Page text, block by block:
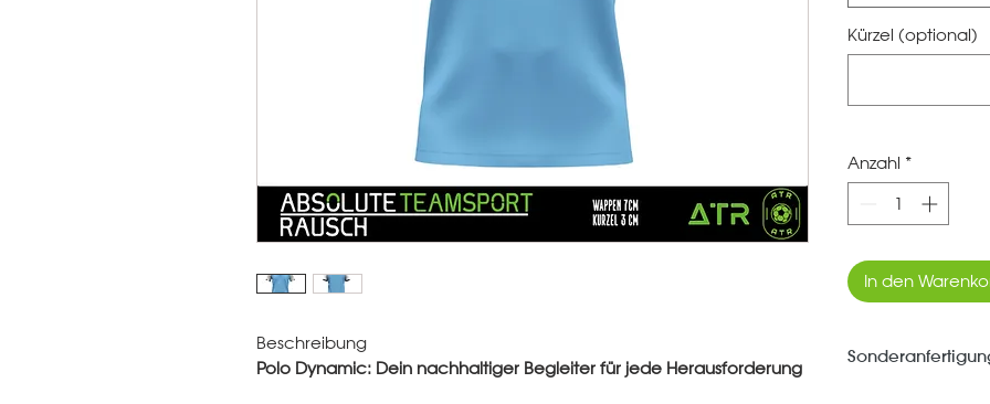
Beschreibung
Polo Dynamic: Dein nachhaltiger Begleiter für jede Herausforderung
Kürzel (optional)
Anzahl *
In den